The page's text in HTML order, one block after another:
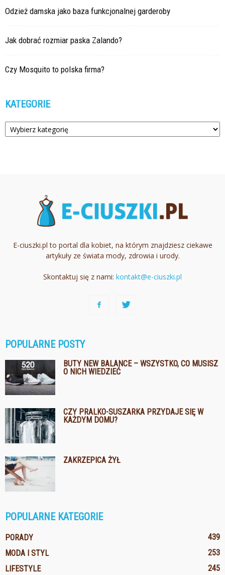
Odzież damska jako baza funkcjonalnej garderoby
Jak dobrać rozmiar paska Zalando?
Czy Mosquito to polska firma?
KATEGORIE
Kategorie
E-ciuszki.pl to portal dla kobiet, na którym znajdziesz ciekawe
artykuły ze świata mody, zdrowia i urody.
Skontaktuj się z nami: kontakt@e-ciuszki.pl
POPULARNE POSTY
BUTY NEW BALANCE – WSZYSTKO, CO MUSISZ
O NICH WIEDZIEĆ
CZY PRALKO-SUSZARKA PRZYDAJE SIĘ W
KAŻDYM DOMU?
ZAKRZEPICA ŻYŁ
POPULARNE KATEGORIE
PORADY
439
MODA I STYL
253
LIFESTYLE
245